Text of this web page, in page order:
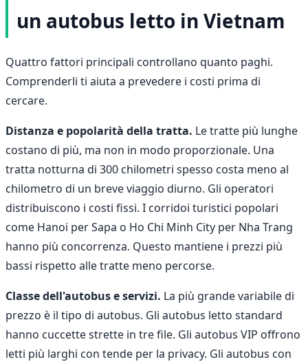
un autobus letto in Vietnam
Quattro fattori principali controllano quanto paghi.
Comprenderli ti aiuta a prevedere i costi prima di
cercare.
Distanza e popolarità della tratta. Le tratte più lunghe
costano di più, ma non in modo proporzionale. Una
tratta notturna di 300 chilometri spesso costa meno al
chilometro di un breve viaggio diurno. Gli operatori
distribuiscono i costi fissi. I corridoi turistici popolari
come Hanoi per Sapa o Ho Chi Minh City per Nha Trang
hanno più concorrenza. Questo mantiene i prezzi più
bassi rispetto alle tratte meno percorse.
Classe dell'autobus e servizi. La più grande variabile di
prezzo è il tipo di autobus. Gli autobus letto standard
hanno cuccette strette in tre file. Gli autobus VIP offrono
letti più larghi con tende per la privacy. Gli autobus con